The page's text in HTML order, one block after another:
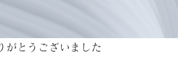
がとうございました